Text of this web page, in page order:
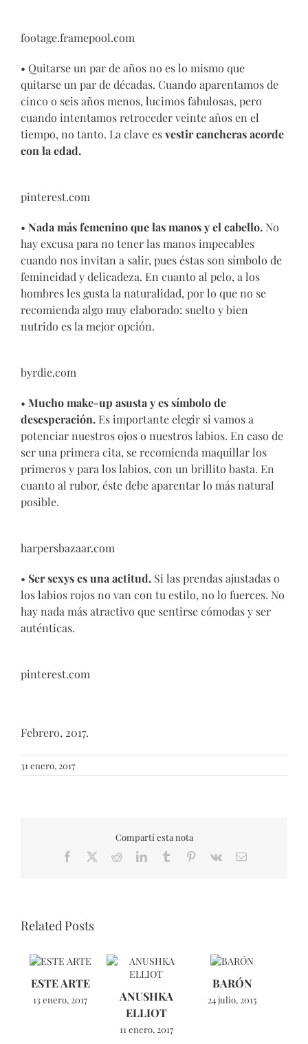
footage.framepool.com
• Quitarse un par de años no es lo mismo que
quitarse un par de décadas. Cuando aparentamos de
cinco o seis años menos, lucimos fabulosas, pero
cuando intentamos retroceder veinte años en el
tiempo, no tanto. La clave esvestir cancheras acorde
con la edad.
pinterest.com
• Nada más femenino que las manos y el cabello. No
hay excusa para no tener las manos impecables
cuando nos invitan a salir, pues éstas son símbolo de
femineidad y delicadeza. En cuanto al pelo, a los
hombres les gusta la naturalidad, por lo que no se
recomienda algo muy elaborado: suelto y bien
nutrido es la mejor opción.
byrdie.com
• Mucho make-up asusta y es símbolo de
desesperación. Es importante elegir si vamos a
potenciar nuestros ojos o nuestros labios. En caso de
ser una primera cita, se recomienda maquillar los
primeros y para los labios, con un brillito basta. En
cuanto al rubor, éste debe aparentar lo más natural
posible.
harpersbazaar.com
• Ser sexys es una actitud. Si las prendas ajustadas o
los labios rojos no van con tu estilo, no lo fuerces. No
hay nada más atractivo que sentirse cómodas y ser
auténticas.
pinterest.com
Febrero, 2017.
31 enero, 2017
Compartí esta nota
Facebook RedditLinkedInTumblr Pinterest
Vk Email
Related Posts
ESTE ARTE
13 enero, 2017
ANUSHKA
ELLIOT
11 enero, 2017
BARÓN
24 julio, 2015